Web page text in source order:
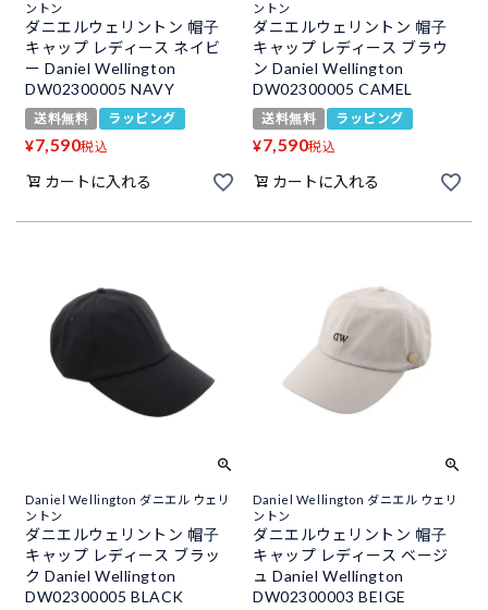
ントン
ダニエルウェリントン 帽子
キャップ レディース ネイビ
ー Daniel Wellington
DW02300005 NAVY
送料無料 ラッピング
¥7,590税込
カートに入れる
ントン
ダニエルウェリントン 帽子
キャップ レディース ブラウ
ン Daniel Wellington
DW02300005 CAMEL
送料無料 ラッピング
¥7,590税込
カートに入れる
Daniel Wellington ダニエル ウェリ
ントン
ダニエルウェリントン 帽子
キャップ レディース ブラッ
ク Daniel Wellington
DW02300005 BLACK
Daniel Wellington ダニエル ウェリ
ントン
ダニエルウェリントン 帽子
キャップ レディース ベージ
ュ Daniel Wellington
DW02300003 BEIGE